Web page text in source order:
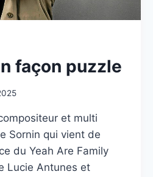
façon puzzle
et multi
Sornin qui vient de
du Yeah Are Family
Lucie Antunes et